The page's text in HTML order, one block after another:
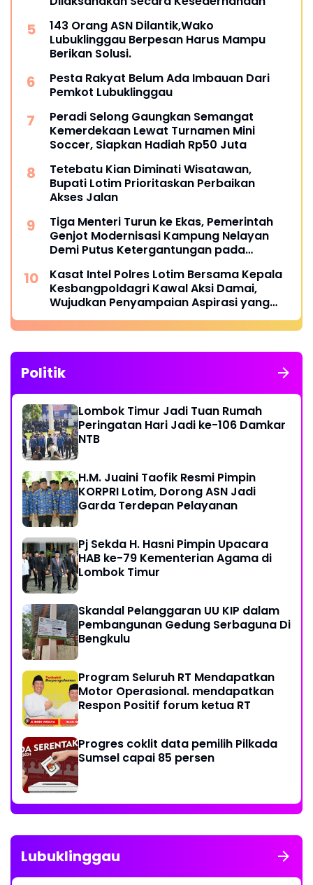
143 Orang ASN Dilantik,Wako
Lubuklinggau Berpesan Harus Mampu
Berikan Solusi.
Pesta Rakyat Belum Ada Imbauan Dari
Pemkot Lubuklinggau
Peradi Selong Gaungkan Semangat
Kemerdekaan Lewat Turnamen Mini
Soccer, Siapkan Hadiah Rp50 Juta
Tetebatu Kian Diminati Wisatawan,
Bupati Lotim Prioritaskan Perbaikan
Akses Jalan
Tiga Menteri Turun ke Ekas, Pemerintah
Genjot Modernisasi Kampung Nelayan
Demi Putus Ketergantungan pada
Kasat Intel Polres Lotim Bersama Kepala
Kesbangpoldagri Kawal Aksi Damai,
Wujudkan Penyampaian Aspirasi yang
Politik
Lombok Timur Jadi Tuan Rumah
Peringatan Hari Jadi ke-106 Damkar
NTB
H.M. Juaini Taofik Resmi Pimpin
KORPRI Lotim, Dorong ASN Jadi
Garda Terdepan Pelayanan
Pj Sekda H. Hasni Pimpin Upacara
HAB ke-79 Kementerian Agama di
Lombok Timur
Skandal Pelanggaran UU KIP dalam
Pembangunan Gedung Serbaguna Di
Bengkulu
Program Seluruh RT Mendapatkan
Motor Operasional. mendapatkan
Respon Positif forum ketua RT
Progres coklit data pemilih Pilkada
Sumsel capai 85 persen
Lubuklinggau